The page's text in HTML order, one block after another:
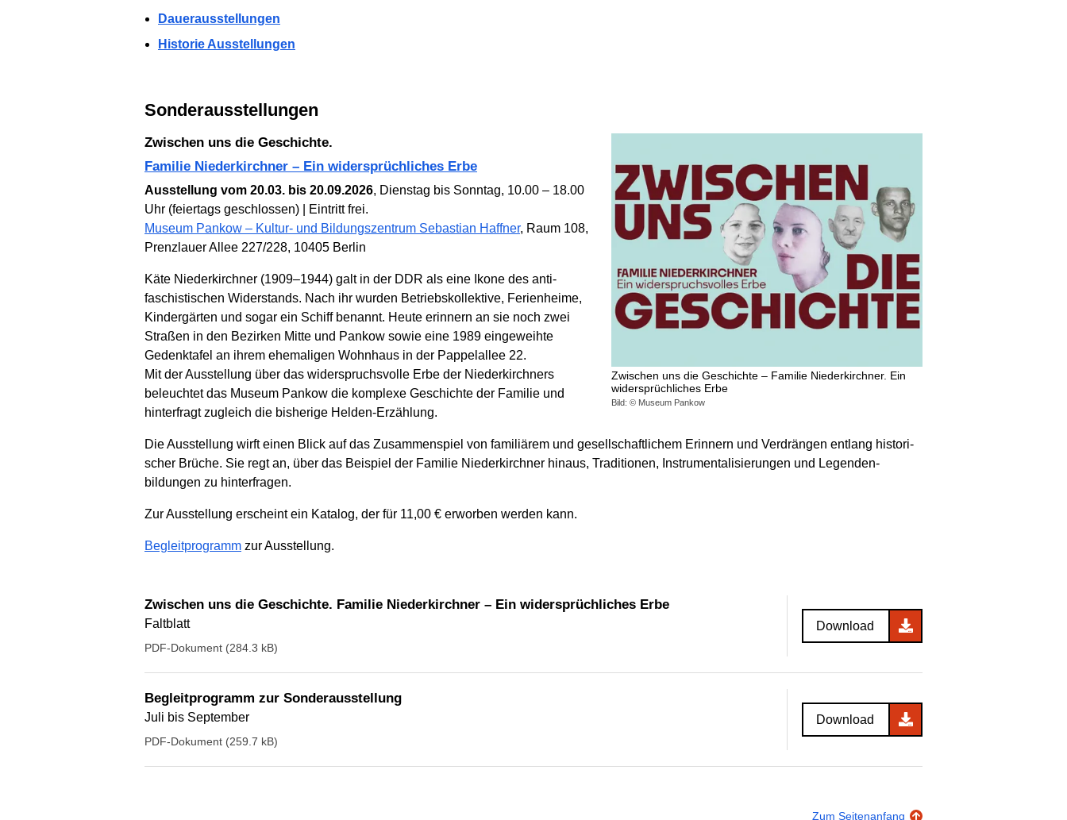
Dauerausstellungen
Historie Ausstellungen
Sonderausstellungen
Zwischen uns die Geschichte – Familie Niederkirchner. Ein
widersprüchliches Erbe
Bild: © Museum Pankow
Zwischen uns die Geschichte.
Familie Niederkirchner – Ein wider­sprüch­liches Erbe
Ausstellung vom 20.03. bis 20.09.2026, Dienstag bis Sonntag, 10.00 – 18.00
Uhr (feiertags geschlossen) | Eintritt frei.
Museum Pankow – Kultur- und Bildungszentrum Sebastian Haffner, Raum 108,
Prenzlauer Allee 227/228, 10405 Berlin
Käte Niederkirchner (1909–1944) galt in der DDR als eine Ikone des anti­
faschisti­schen Wider­stands. Nach ihr wurden Betriebs­kollektive, Ferien­heime,
Kinder­gärten und sogar ein Schiff benannt. Heute erinnern an sie noch zwei
Straßen in den Bezirken Mitte und Pankow sowie eine 1989 eingeweihte
Gedenk­tafel an ihrem ehe­maligen Wohn­haus in der Pappelallee 22.
Mit der Ausstellung über das wider­spruchs­volle Erbe der Niederkirchners
beleuchtet das Museum Pankow die komplexe Geschichte der Familie und
hinter­fragt zugleich die bis­herige Helden-Erzählung.
Die Ausstellung wirft einen Blick auf das Zusammen­spiel von familiärem und gesell­schaft­lichem Erinnern und Ver­drängen entlang histori­
scher Brüche. Sie regt an, über das Beispiel der Familie Niederkirchner hinaus, Traditionen, Instrumen­tali­sierungen und Legenden­
bildungen zu hinter­fragen.
Zur Ausstellung erscheint ein Katalog, der für 11,00 € erworben werden kann.
Begleitprogramm zur Ausstellung.
Zwischen uns die Geschichte. Familie Niederkirchner – Ein wider­sprüch­liches Erbe
Faltblatt
PDF-Dokument (284.3 kB)
Download
Begleitprogramm zur Sonderausstellung
Juli bis September
PDF-Dokument (259.7 kB)
Download
Zum Seitenanfang